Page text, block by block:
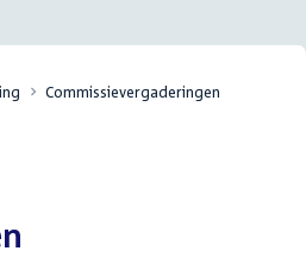
Commissievergaderingen